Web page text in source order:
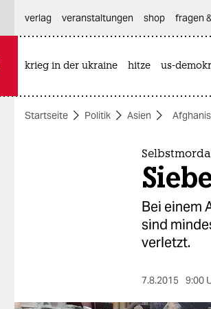
themen
verlag
veranstaltungen shop fragen
krieg in der ukraine hitze us-
Startseite Politik Asien
Bei einem
sind
verletzt.
7.8.2015 9:00